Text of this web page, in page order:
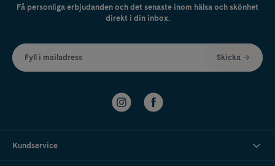
Få personliga erbjudanden och det senaste inom hälsa och skönhet
direkt i din inbox.
Fyll i mailadress Skicka
Kundservice